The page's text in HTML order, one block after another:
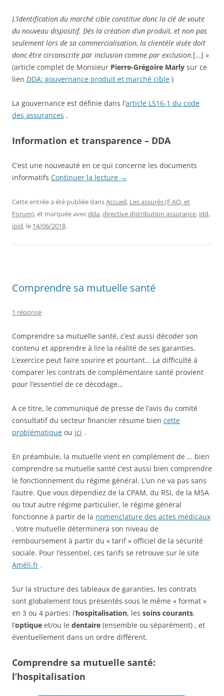
L’identification du marché cible constitue donc la clé de voute
du nouveau dispositif. Dès la création d’un produit, et non pas
seulement lors de sa commercialisation, la clientèle visée doit
donc être circonscrite par inclusion comme par exclusion.[…] »
(article complet de Monsieur Pierre-Grégoire Marly sur ce
lien DDA: gouvernance produit et marché cible )
La gouvernance est définie dans l’article L516-1 du code
des assurances .
Information et transparence – DDA
C’est une nouveauté en ce qui concerne les documents
informatifs Continuer la lecture →
Cette entrée a été publiée dansAccueil, Les assurés (F.AQ. et
Forum), et marquée avecdda,directive distribution assurance, idd,
ipid, le 14/06/2018 .
Comprendre sa mutuelle santé
1 réponse
Comprendre sa mutuelle santé, c’est aussi décoder son
contenu et apprendre à lire la réalité de ses garanties.
L’exercice peut faire sourire et pourtant… La difficulté à
comparer les contrats de complémentaire santé provient
pour l’essentiel de ce décodage…
A ce titre, le communiqué de presse de l’avis du comité
consultatif du secteur financier résume bien cette
problématique ou ici .
En préambule, la mutuelle vient en complément de … bien
comprendre sa mutuelle santé c’est aussi bien comprendre
le fonctionnement du régime général. L’un ne va pas sans
l’autre. Que vous dépendiez de la CPAM, du RSI, de la MSA
ou tout autre régime particulier, le régime général
fonctionne à partir de la nomenclature des actes médicaux
. Votre mutuelle déterminera son niveau de
remboursement à partir du « tarif » officiel de la sécurité
sociale. Pour l’essentiel, ces tarifs se retrouve sur le site
Améli.fr .
Sur la structure des tableaux de garanties, les contrats
sont globalement tous présentés sous le même « format »
en 3 ou 4 parties: l’hospitalisation, les soins courants,
l’optique et/ou le dentaire (ensemble ou séparément) , et
éventuellement dans un ordre différent.
Comprendre sa mutuelle santé:
l’hospitalisation